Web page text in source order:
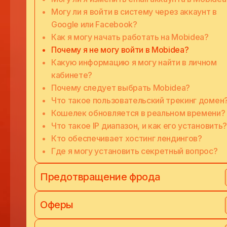
Могу ли я войти в систему через аккаунт в
Google или Facebook?
Как я могу начать работать на Mobidea?
Почему я не могу войти в Mobidea?
Какую информацию я могу найти в личном
кабинете?
Почему следует выбрать Mobidea?
Что такое пользовательский трекинг
Кошелек обновляется в реальном времени?
Что такое IP диапазон, и как его установить?
Кто обеспечивает хостинг лендингов?
Где я могу установить секретный вопрос?
Предотвращение фрода
Оферы